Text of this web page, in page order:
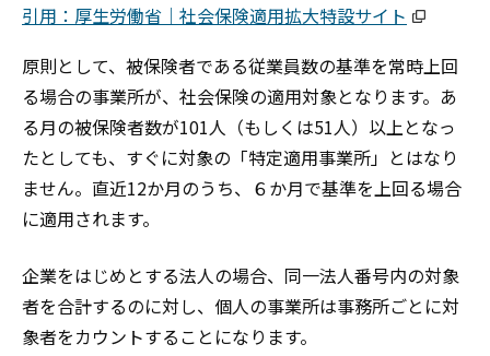
引用：厚生労働省｜社会保険適用拡大特設サイト
原則として、被保険者である従業員数の基準を常時上回
る場合の事業所が、社会保険の適用対象となります。あ
る月の被保険者数が101人（もしくは51人）以上となっ
たとしても、すぐに対象の「特定適用事業所」とはなり
ません。直近12か月のうち、６か月で基準を上回る場合
に適用されます。
企業をはじめとする法人の場合、同一法人番号内の対象
者を合計するのに対し、個人の事業所は事務所ごとに対
象者をカウントすることになります。